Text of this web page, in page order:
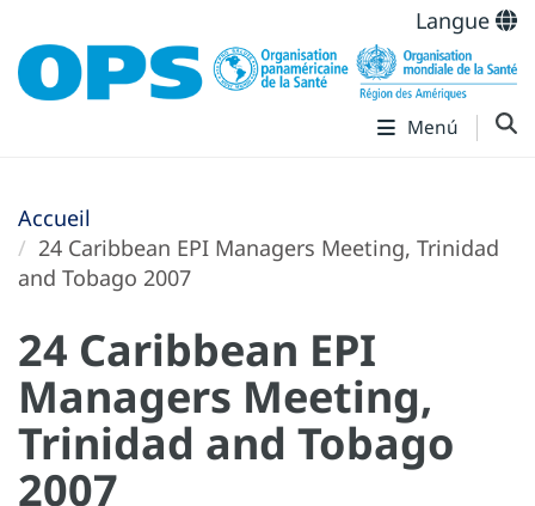
Langue
Menú
Accueil
24 Caribbean EPI Managers Meeting, Trinidad
and Tobago 2007
24 Caribbean EPI
Managers Meeting,
Trinidad and Tobago
2007